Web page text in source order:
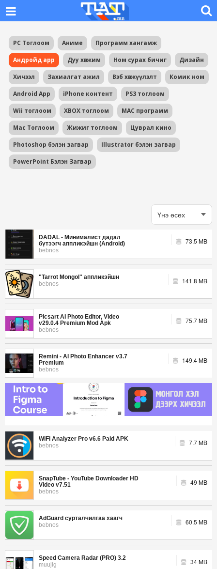
PC Тоглоом Аниме Программ хангамж
Андройд app Дуу хөгжим Ном сурах бичиг Дизайн
Хичээл Захиалгат ажил Вэб хөгжүүлэлт Комик ном
Android App iPhone контент PS3 тоглоом
Wii тоглоом XBOX тоглоом MAC программ
Mac Тоглоом Жижиг тоглоом Цуврал кино
Photoshop бэлэн загвар Illustrator бэлэн загвар
PowerPoint Бэлэн Загвар
DADAL - Минималист дадал
бүтээгч аппликэйшн (Android)
bebnos
73.5 MB
"Tarrot Mongol" аппликэйшн
bebnos
141.8 MB
Picsart AI Photo Editor, Video
v29.0.4 Premium Mod Apk
bebnos
75.7 MB
Remini - AI Photo Enhancer v3.7
Premium
bebnos
149.4 MB
WiFi Analyzer Pro v6.6 Paid APK
bebnos
7.7 MB
SnapTube - YouTube Downloader HD
Video v7.51
bebnos
49 MB
AdGuard сурталчилгаа хаагч
bebnos
60.5 MB
Speed Camera Radar (PRO) 3.2
muujig
34 MB